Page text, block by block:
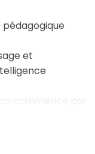
et
commence par
et de